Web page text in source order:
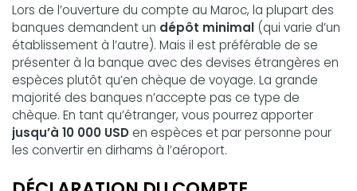
Lors de l’ouverture du compte au Maroc, la plupart des
banques demandent un dépôt minimal (qui varie d’un
établissement à l’autre). Mais il est préférable de se
présenter à la banque avec des devises étrangères en
espèces plutôt qu’en chèque de voyage. La grande
majorité des banques n’accepte pas ce type de
chèque. En tant qu’étranger, vous pourrez apporter
jusqu’à 10 000 USD en espèces et par personne pour
les convertir en dirhams à l’aéroport.